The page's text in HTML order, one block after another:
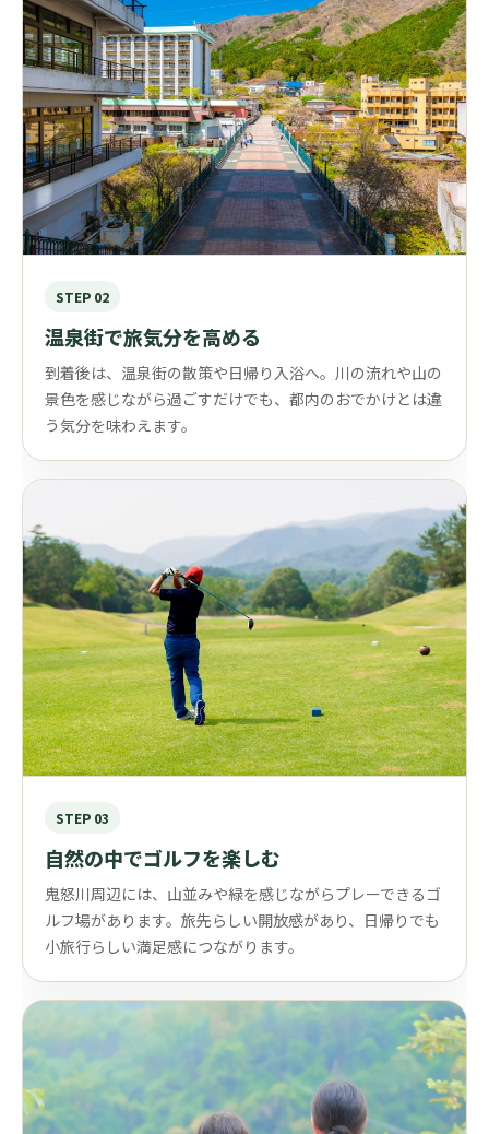
STEP 02
温泉街で旅気分を高める
到着後は、温泉街の散策や日帰り入浴へ。川の流れや山の
景色を感じながら過ごすだけでも、都内のおでかけとは違
う気分を味わえます。
STEP 03
自然の中でゴルフを楽しむ
鬼怒川周辺には、山並みや緑を感じながらプレーできるゴ
ルフ場があります。旅先らしい開放感があり、日帰りでも
小旅行らしい満足感につながります。